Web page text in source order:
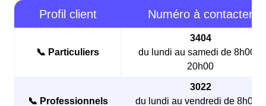
Profil client Numéro à contacter
📞 Particuliers
3404
du lundi au samedi de 8h00 à
20h00
📞 Professionnels
3022
du lundi au vendredi de 8h00 à